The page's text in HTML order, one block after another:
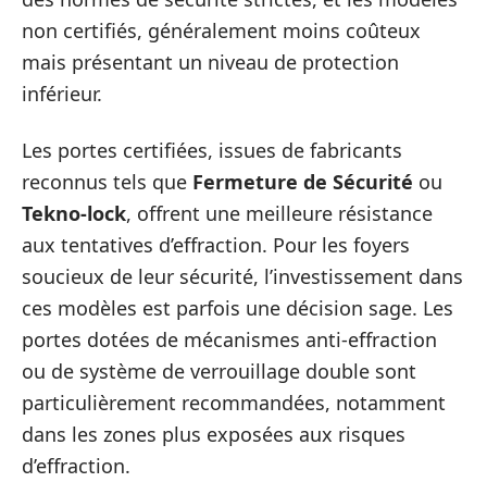
non certifiés, généralement moins coûteux
mais présentant un niveau de protection
inférieur.
Les portes certifiées, issues de fabricants
reconnus tels que Fermeture de Sécurité ou
Tekno-lock, offrent une meilleure résistance
aux tentatives d’effraction. Pour les foyers
soucieux de leur sécurité, l’investissement dans
ces modèles est parfois une décision sage. Les
portes dotées de mécanismes anti-effraction
ou de système de verrouillage double sont
particulièrement recommandées, notamment
dans les zones plus exposées aux risques
d’effraction.